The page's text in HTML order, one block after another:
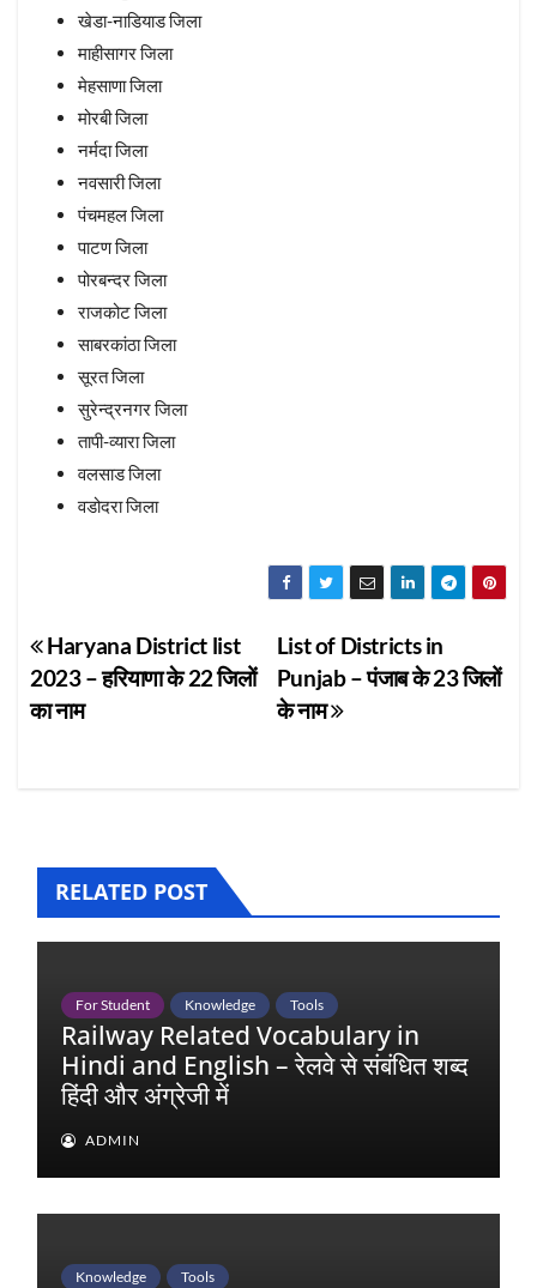
खेडा-नाडियाड जिला
माहीसागर जिला
मेहसाणा जिला
मोरबी जिला
नर्मदा जिला
नवसारी जिला
पंचमहल जिला
पाटण जिला
पोरबन्दर जिला
राजकोट जिला
साबरकांठा जिला
सूरत जिला
सुरेन्द्रनगर जिला
तापी-व्यारा जिला
वलसाड जिला
वडोदरा जिला
Post
navigation
List of Districts in
Punjab – पंजाब के 23 जिलों
के नाम
Haryana District list
2023 – हरियाणा के 22 जिलों
का नाम
RELATED POST
For Student Knowledge Tools
Railway Related Vocabulary in
Hindi and English – रेलवे से संबंधित शब्द
हिंदी और अंग्रेजी में
ADMIN
Knowledge Tools